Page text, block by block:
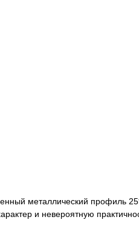
металлический профиль
и невероятную